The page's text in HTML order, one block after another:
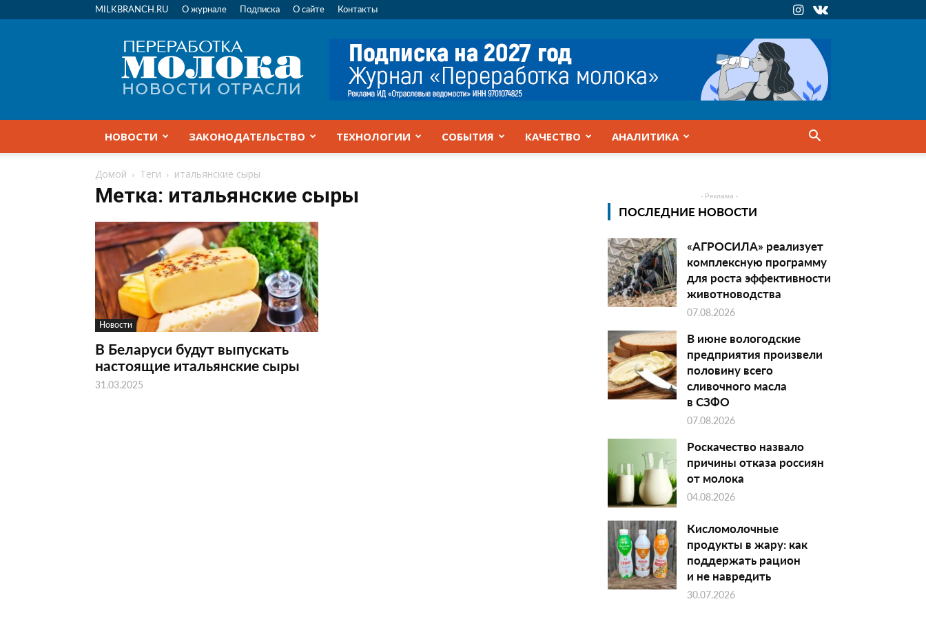
MILKBRANCH.RU О журнале Подписка О сайте Контакты
Переработка
молока
|
Новости
НОВОСТИ ЗАКОНОДАТЕЛЬСТВО ТЕХНОЛОГИИ СОБЫТИЯ КАЧЕСТВО АНАЛИТИКА
Домой Теги итальянские сыры
Метка: итальянские сыры
Новости
В Беларуси будут выпускать
настоящие итальянские сыры
31.03.2025
- Реклама -
ПОСЛЕДНИЕ НОВОСТИ
«АГРОСИЛА» реализует
комплексную программу
для роста эффективности
животноводства
07.08.2026
В июне вологодские
предприятия произвели
половину всего
сливочного масла
в СЗФО
07.08.2026
Роскачество назвало
причины отказа россиян
от молока
04.08.2026
Кисломолочные
продукты в жару: как
поддержать рацион
и не навредить
30.07.2026